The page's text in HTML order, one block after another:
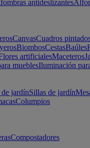
antideslizantes
CanvasCuadros
BiombosCestasBaúles
artificialesMaceteros
mueblesIluminación
jardínSillas de jardín
Columpios
Compostadores